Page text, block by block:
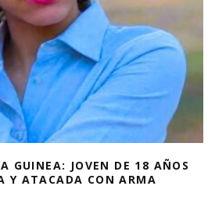
GUINEA: JOVEN DE 18 AÑOS
Y ATACADA CON ARMA